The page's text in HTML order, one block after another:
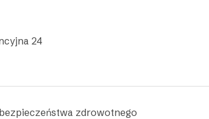
24
zdrowotnego